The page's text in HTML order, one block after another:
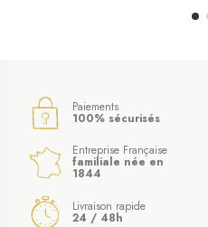
Paiements
100% sécurisés
Entreprise Française
familiale née en
1844
Livraison rapide
24 / 48h